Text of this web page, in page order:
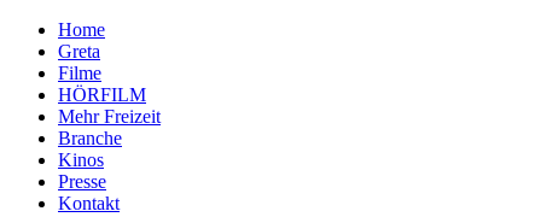
Home
Greta
Filme
HÖRFILM
Mehr Freizeit
Branche
Kinos
Presse
Kontakt